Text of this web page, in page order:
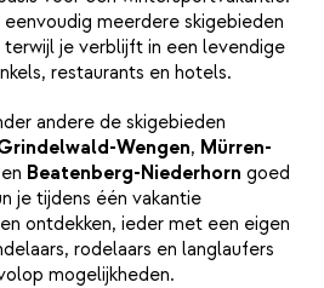
meerdere skigebieden
je verblijft in een levendige
restaurants en hotels.
andere de skigebieden
Wengen, Mürren-
en Beatenberg-Niederhorn goed
je tijdens één vakantie
ontdekken, ieder met een eigen
rodelaars en langlaufers
mogelijkheden.